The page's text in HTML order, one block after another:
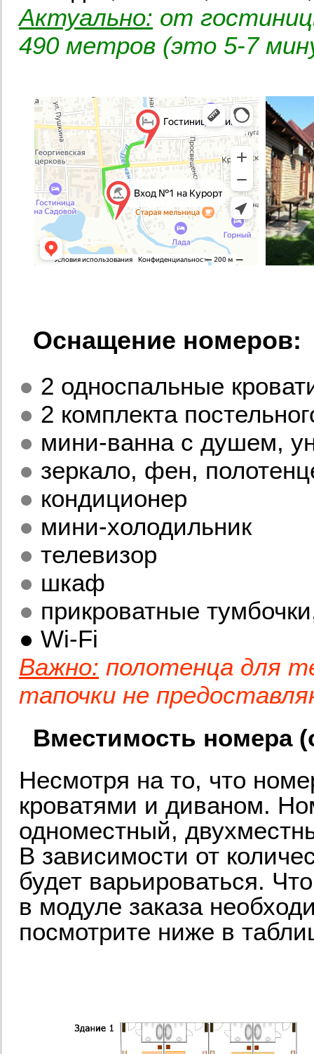
Актуально: от
490 метров (это 5-7
Оснащение номеров:
● 2 односпальные
● 2 комплекта
● мини-ванна с душем,
● зеркало, фен,
● кондиционер
● мини-холодильник
● телевизор
● шкаф
● прикроватные
● Wi-Fi
Важно: полотенца для
тапочки не
Вместимость номера
Несмотря на то, что
кроватями и диваном.
одноместный,
В зависимости от
будет варьироваться.
в модуле заказа
посмотрите ниже в